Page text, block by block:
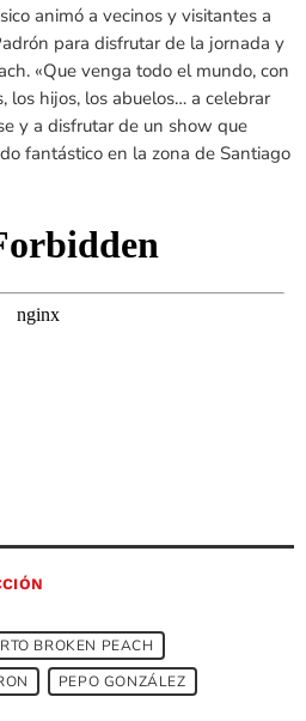
animó a vecinos y visitantes a
para disfrutar de la jornada y
«Que venga todo el mundo, con
los hijos, los abuelos… a celebrar
y a disfrutar de un show que
fantástico en la zona de Santiago
BROKEN PEACH
PEPO GONZÁLEZ